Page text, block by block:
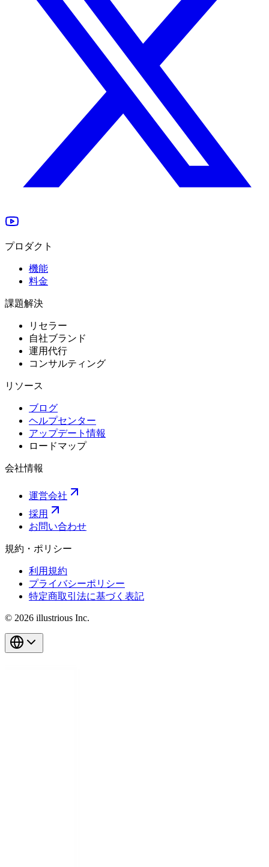
プロダクト
機能
料金
課題解決
リセラー
自社ブランド
運用代行
コンサルティング
リソース
ブログ
ヘルプセンター
アップデート情報
ロードマップ
会社情報
運営会社
採用
お問い合わせ
規約・ポリシー
利用規約
プライバシーポリシー
特定商取引法に基づく表記
© 2026 illustrious Inc.